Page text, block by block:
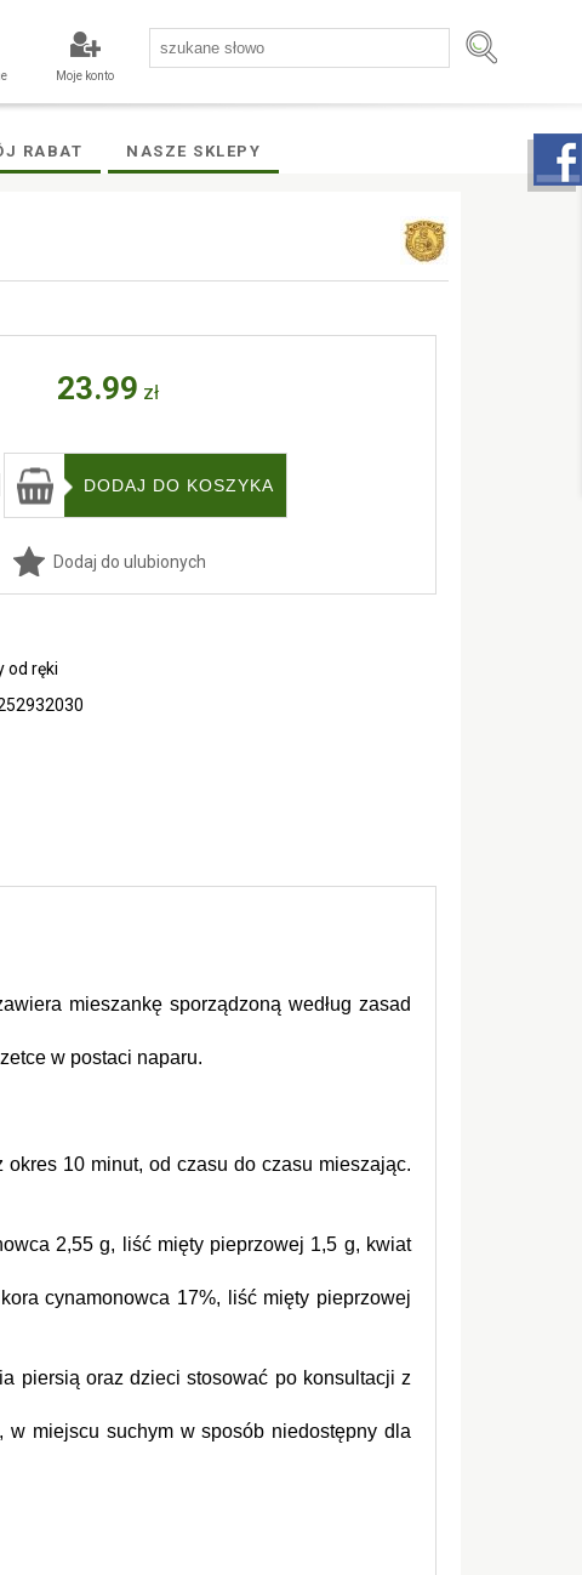
Moje konto
RABAT NASZE SKLEPY
23.99 zł
Dodaj do ulubionych
od ręki
mieszankę sporządzoną według zasad
w postaci naparu.
10 minut, od czasu do czasu mieszając.
2,55 g, liść mięty pieprzowej 1,5 g, kwiat
cynamonowca 17%, liść mięty pieprzowej
piersią oraz dzieci stosować po konsultacji z
miejscu suchym w sposób niedostępny dla